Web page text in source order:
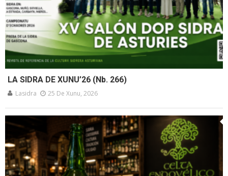
LA SIDRA DE XUNU’26 (Nb. 266)
Lasidra 25 De Xunu, 2026